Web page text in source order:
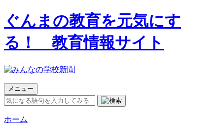
ぐんまの教育を元気にす
る！ 教育情報サイト
メニュー
ホーム